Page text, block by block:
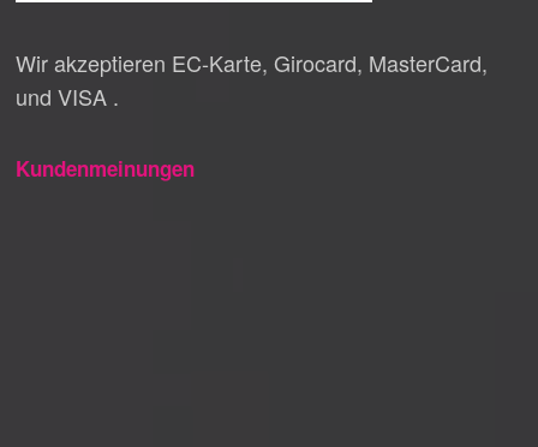
Wir akzeptieren EC-Karte, Girocard, MasterCard,
und VISA .
Kundenmeinungen